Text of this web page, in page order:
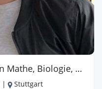
Nikolas gibt Nachhilfe in Mathe, Biologie, Physik, Chemie
|
Stuttgart